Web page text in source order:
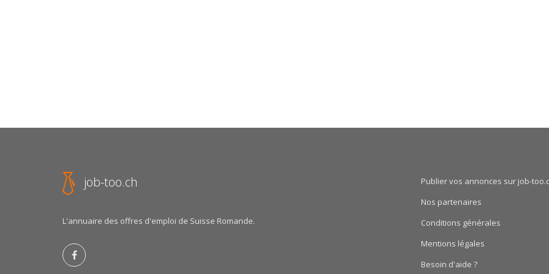
job-too.ch
L'annuaire des offres d'emploi de Suisse Romande.
Publier vos annonces sur job-
Nos partenaires
Conditions générales
Mentions légales
Besoin d'aide ?